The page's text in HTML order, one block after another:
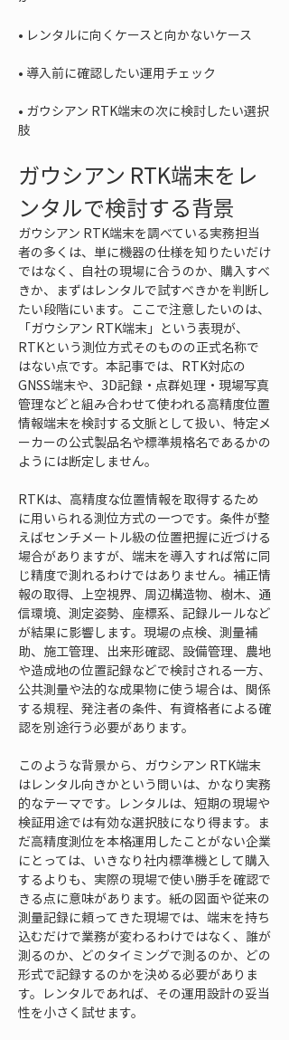
•
•
• ガウシアン RTK端末の次に検討したい選択
肢
ガウシアン RTK端末をレ
ンタルで検討する背景
ガウシアン RTK端末を調べている実務担当
者の多くは、単に機器の仕様を知りたいだけ
ではなく、自社の現場に合うのか、購入すべ
きか、まずはレンタルで試すべきかを判断し
たい段階にいます。ここで注意したいのは、
「ガウシアン RTK端末」という表現が、
RTKという測位方式そのものの正式名称で
はない点です。本記事では、RTK対応の
GNSS端末や、3D記録・点群処理・現場写真
管理などと組み合わせて使われる高精度位置
情報端末を検討する文脈として扱い、特定メ
ーカーの公式製品名や標準規格名であるかの
ようには断定しません。
RTKは、高精度な位置情報を取得するため
に用いられる測位方式の一つです。条件が整
えばセンチメートル級の位置把握に近づける
場合がありますが、端末を導入すれば常に同
じ精度で測れるわけではありません。補正情
報の取得、上空視界、周辺構造物、樹木、通
信環境、測定姿勢、座標系、記録ルールなど
が結果に影響します。現場の点検、測量補
助、施工管理、出来形確認、設備管理、農地
や造成地の位置記録などで検討される一方、
公共測量や法的な成果物に使う場合は、関係
する規程、発注者の条件、有資格者による確
認を別途行う必要があります。
このような背景から、ガウシアン RTK端末
はレンタル向きかという問いは、かなり実務
的なテーマです。レンタルは、短期の現場や
検証用途では有効な選択肢になり得ます。ま
だ高精度測位を本格運用したことがない企業
にとっては、いきなり社内標準機として購入
するよりも、実際の現場で使い勝手を確認で
きる点に意味があります。紙の図面や従来の
測量記録に頼ってきた現場では、端末を持ち
込むだけで業務が変わるわけではなく、誰が
測るのか、どのタイミングで測るのか、どの
形式で記録するのかを決める必要がありま
す。レンタルであれば、その運用設計の妥当
性を小さく試せます。